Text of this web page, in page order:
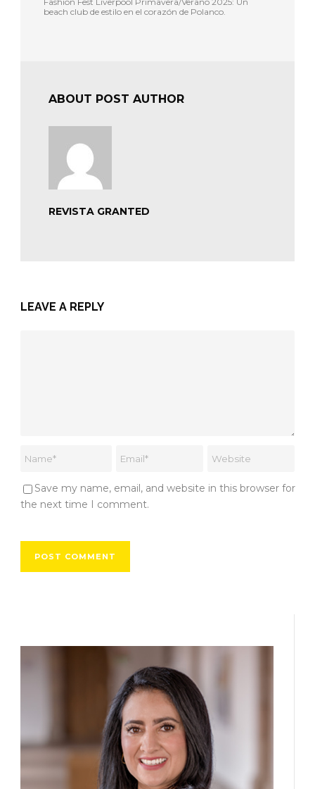
beach club de estilo en el corazón de Polanco.
ABOUT POST AUTHOR
REVISTA GRANTED
LEAVE A REPLY
Save my name, email, and website in this browser for
the next time I comment.